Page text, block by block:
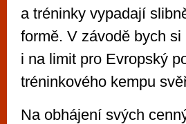
a tréninky vypadají
formě. V závodě bych
i na limit pro Evropský
tréninkového kempu
Na obhájení svých